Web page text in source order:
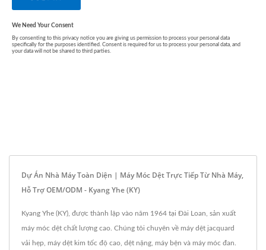
Dự Án Nhà Máy Toàn Diện | Máy Móc Dệt Trực Tiếp Từ Nhà Máy,
Hỗ Trợ OEM/ODM - Kyang Yhe (KY)
Kyang Yhe (KY), được thành lập vào năm 1964 tại Đài Loan, sản xuất
máy móc dệt chất lượng cao. Chúng tôi chuyên về máy dệt jacquard
vải hẹp, máy dệt kim tốc độ cao, dệt nặng, máy bện và máy móc đan.